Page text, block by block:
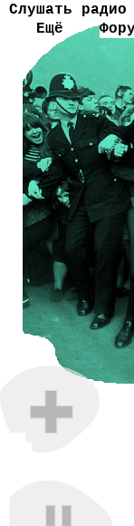
Слушать радио
Ещё